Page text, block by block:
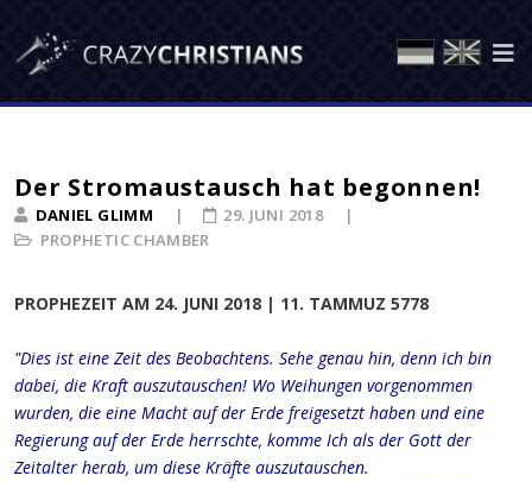
Der Stromaustausch hat begonnen!
DANIEL GLIMM
PROPHETIC CHAMBER
29. JUNI 2018
PROPHEZEIT AM 24. JUNI 2018 | 11. TAMMUZ 5778
"Dies ist eine Zeit des Beobachtens. Sehe genau hin, denn ich bin
dabei, die Kraft auszutauschen! Wo Weihungen vorgenommen
wurden, die eine Macht auf der Erde freigesetzt haben und eine
Regierung auf der Erde herrschte, komme Ich als der Gott der
Zeitalter herab, um diese Kräfte auszutauschen.